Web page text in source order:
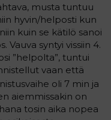
musta tuntuu
hyvin/helposti kun
kuin se kätilö sanoi
Vauva syntyi vissiin 4.
”helpolta”, tuntui
vaan että
oli 7 min ja
aiemmissakin on
tosin aika nopea